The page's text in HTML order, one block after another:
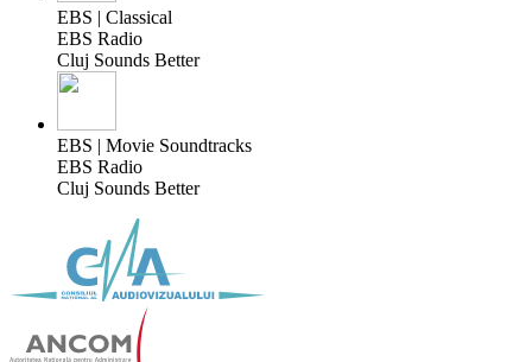
EBS | Classical
EBS Radio
Cluj Sounds Better
EBS | Movie Soundtracks
EBS Radio
Cluj Sounds Better